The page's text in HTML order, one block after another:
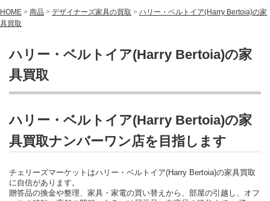
HOME > 商品 > デザイナーズ家具の買取 > ハリー・ベルトイア(Harry Bertoia)の家
具買取
ハリー・ベルトイア(Harry Bertoia)の家
具買取
ハリー・ベルトイア(Harry Bertoia)の家
具買取ナンバーワン店を目指します
チェリーズマーケットはハリー・ベルトイア(Harry Bertoia)の家具買取
に自信があります。
贈答品の換金や整理、家具・家電の買い替えから、部屋の引越し、オフ